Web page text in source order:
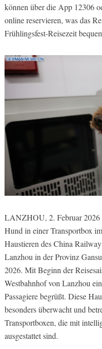
können über die App 12306
online reservieren, was das
Frühlingsfest-Reisezeit
LANZHOU, 2. Februar 2026
Hund in einer Transportbox
Haustieren des China
Lanzhou in der Provinz
2026. Mit Beginn der
Westbahnhof von Lanzhou
Passagiere begrüßt. Diese
besonders überwacht und
Transportboxen, die mit
ausgestattet sind.